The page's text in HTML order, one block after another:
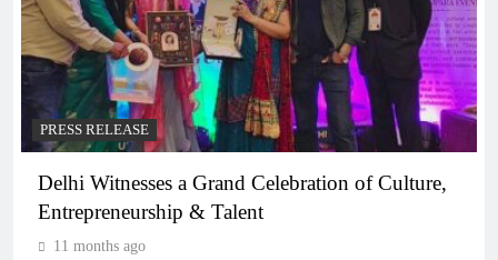
PRESS RELEASE
Delhi Witnesses a Grand Celebration of Culture,
Entrepreneurship & Talent
11 months ago